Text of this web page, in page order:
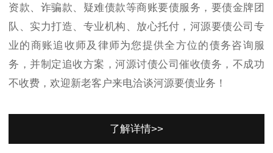
资款、诈骗款、疑难债款等商账要债服务，要债金牌团
队、实力打造、专业机构、放心托付，河源要债公司专
业的商账追收师及律师为您提供全方位的债务咨询服
务，并制定追收方案，河源讨债公司催收债务，不成功
不收费，欢迎新老客户来电洽谈河源要债业务！
了解详情>>